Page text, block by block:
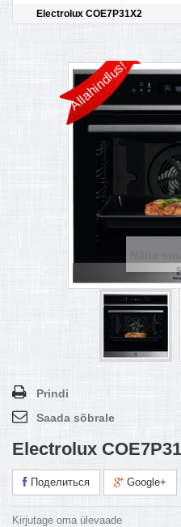
MULTIKEETJA.EE OSTUABI
BOONUSPROGRAMM
TÕUKERATAD
Electrolux COE7P31X2
Allahindlus!
Prindi
Saada sõbrale
Electrolux
Поделиться Google+
Kirjutage oma ülevaade